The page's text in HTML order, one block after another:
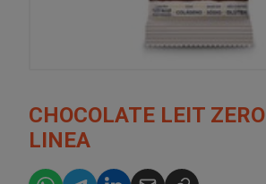
CHOCOLATE LEIT
LINEA